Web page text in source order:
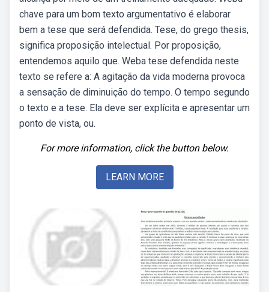
chave para um bom texto argumentativo é elaborar
bem a tese que será defendida. Tese, do grego thesis,
significa proposição intelectual. Por proposição,
entendemos aquilo que. Weba tese defendida neste
texto se refere a: A agitação da vida moderna provoca
a sensação de diminuição do tempo. O tempo segundo
o texto e a tese. Ela deve ser explícita e apresentar um
ponto de vista, ou.
For more information, click the button below.
LEARN MORE